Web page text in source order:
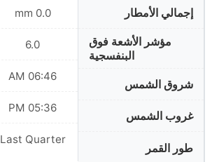
إجمالي الأمطار
مؤشر الأشعة فوق
البنفسجية
شروق الشمس
غروب الشمس
طور القمر
0.0 mm
6.0
06:46 AM
05:36 PM
Last Quarter